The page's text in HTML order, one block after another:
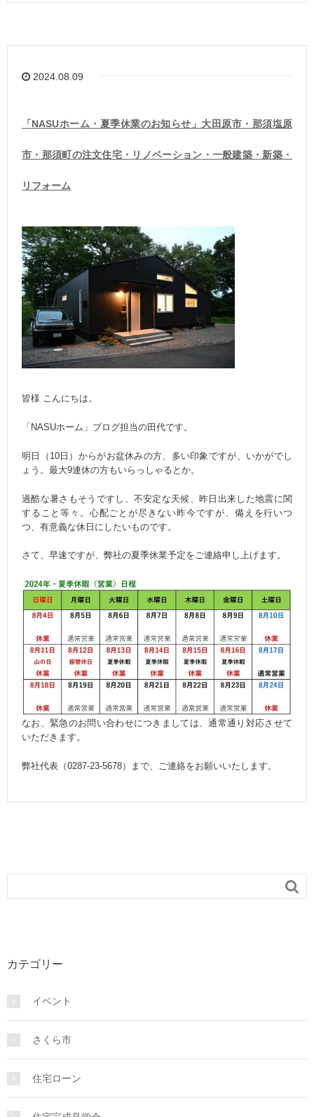
2024.08.09
「NASUホーム・夏季休業のお知らせ」大田原市・那須塩原
市・那須町の注文住宅・リノベーション・一般建築・新築・
リフォーム
皆様 こんにちは。
「NASUホーム」ブログ担当の田代です。
明日（10日）からがお盆休みの方、多い印象ですが、いかがでし
ょう。最大9連休の方もいらっしゃるとか。
過酷な暑さもそうですし、不安定な天候、昨日出来した地震に関
すること等々。心配ごとが尽きない昨今ですが、備えを行いつ
つ、有意義な休日にしたいものです。
さて、早速ですが、弊社の夏季休業予定をご連絡申し上げます。
なお、緊急のお問い合わせにつきましては、通常通り対応させて
いただきます。
弊社代表（0287-23-5678）まで、ご連絡をお願いいたします。

カテゴリー
イベント
さくら市
住宅ローン